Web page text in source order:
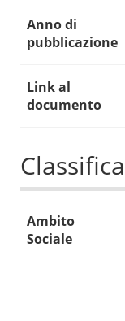
Anno di
pubblicazione
Link al
documento
Ambito
Sociale